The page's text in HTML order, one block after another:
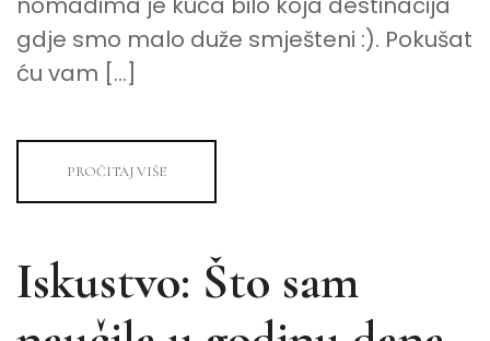
gdje smo malo duže smješteni :). Pokušat
ću vam […]
PROČITAJ VIŠE
Iskustvo: Što sam